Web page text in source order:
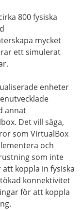
800 fysiska
mycket
ett simulerat
enheter
annat
Det vill säga,
som VirtualBox
och
som inte
koppla in fysiska
konnektivitet
för att koppla